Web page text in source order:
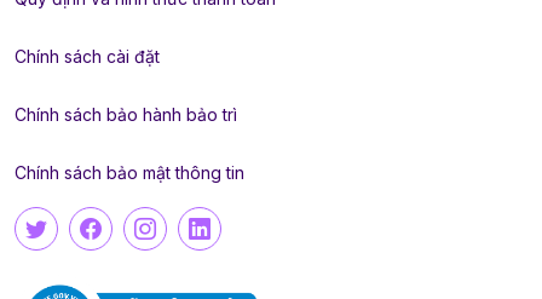
Chính sách cài đặt
Chính sách bảo hành bảo trì
Chính sách bảo mật thông tin